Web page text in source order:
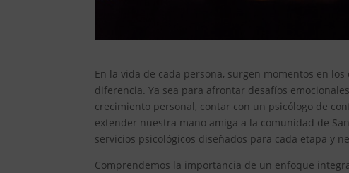
En la vida de cada persona, surgen momentos en
diferencia. Ya sea para afrontar desafíos
crecimiento personal, contar con un psicólogo de
extender nuestra mano amiga a la comunidad de
servicios psicológicos diseñados para cada etapa y
Comprendemos la importancia de un enfoque